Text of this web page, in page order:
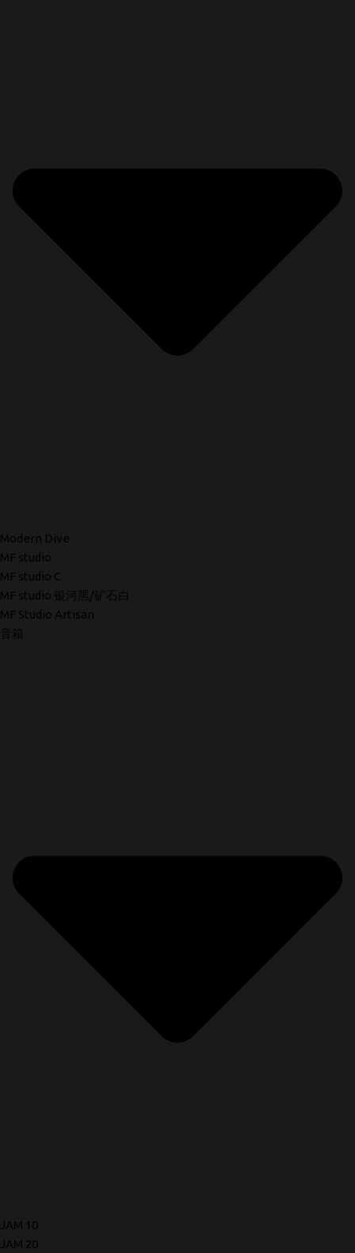
Modern Dive
MF studio
MF studio C
MF studio 银河黑/矿石白
MF Studio Artisan
音箱
JAM 10
JAM 20